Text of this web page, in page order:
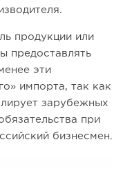
продукции или
предоставлять
эти
импорта, так как
зарубежных
при
бизнесмен.